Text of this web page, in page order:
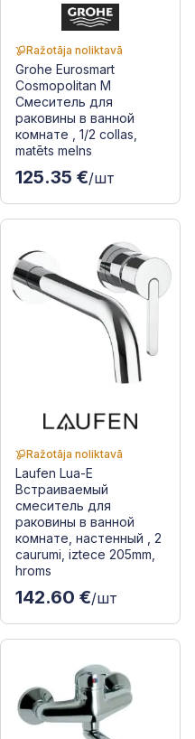
Ražotāja noliktavā
Grohe Eurosmart
Cosmopolitan M
Смеситель для
раковины в ванной
комнате , 1/2 collas,
matēts melns
125.35 €/шт
Ražotāja noliktavā
Laufen Lua-E
Встраиваемый
смеситель для
раковины в ванной
комнате, настенный , 2
caurumi, iztece 205mm,
hroms
142.60 €/шт